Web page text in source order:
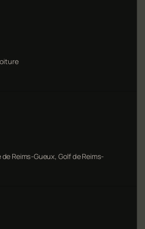
Reims-Gueux, Golf de Reims-